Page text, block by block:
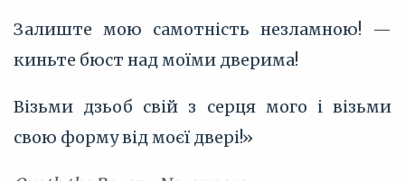
Залиште мою самотність незламною! —
киньте бюст над моїми дверима!
Візьми дзьоб свій з серця мого і візьми
свою форму від моєї двері!»